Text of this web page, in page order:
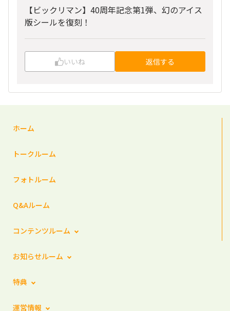
【ビックリマン】40周年記念第1弾、幻のアイス
版シールを復刻！
いいね 返信する
ホーム
トークルーム
フォトルーム
Q&Aルーム
コンテンツルーム
お知らせルーム
特典
運営情報